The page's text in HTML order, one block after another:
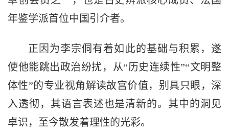
年鉴学派首位中国引介者。
正因为李宗侗有着如此的基础与积累，遂
使他能跳出政治纷扰，从“历史连续性”“文明整
体性”的专业视角解读故宫价值，别具只眼，深
入透彻，其语言表述也是清新的。其中的洞见
卓识，至今散发着理性的光彩。